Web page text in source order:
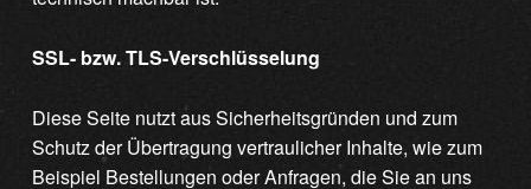
SSL- bzw. TLS-Verschlüsselung
Diese Seite nutzt aus Sicherheitsgründen und zum
Schutz der Übertragung vertraulicher Inhalte, wie zum
Beispiel Bestellungen oder Anfragen, die Sie an uns